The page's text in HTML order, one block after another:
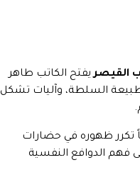
القيصريفتح الكاتب طاهر
طبيعة السلطة، وآليات تشكل
تكرر ظهوره في حضارات
فهم الدوافع النفسية